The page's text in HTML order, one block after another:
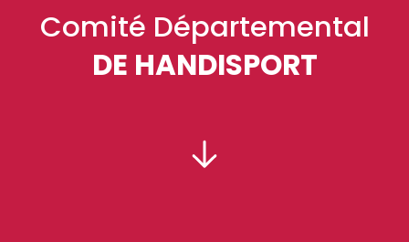
Comité Départemental
DE HANDISPORT